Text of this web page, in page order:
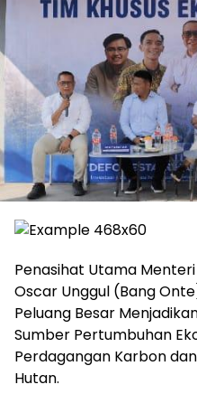
Penasihat Utama
Oscar Unggul (Bang
Peluang Besar
Sumber Pertumbuhan
Perdagangan Karbon
Hutan.